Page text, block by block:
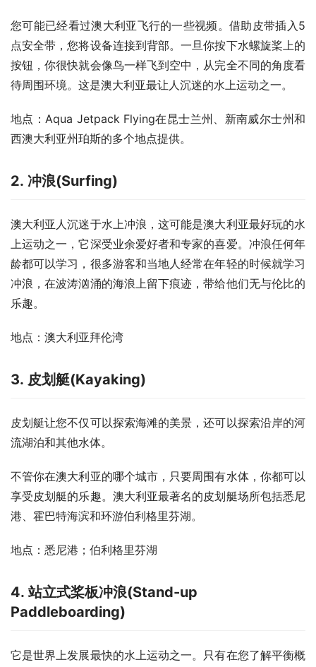
您可能已经看过澳大利亚飞行的一些视频。借助皮带插入5
点安全带，您将设备连接到背部。一旦你按下水螺旋桨上的
按钮，你很快就会像鸟一样飞到空中，从完全不同的角度看
待周围环境。这是澳大利亚最让人沉迷的水上运动之一。
地点：Aqua Jetpack Flying在昆士兰州、新南威尔士州和
西澳大利亚州珀斯的多个地点提供。
2. 冲浪(Surfing)
澳大利亚人沉迷于水上冲浪，这可能是澳大利亚最好玩的水
上运动之一，它深受业余爱好者和专家的喜爱。冲浪任何年
龄都可以学习，很多游客和当地人经常在年轻的时候就学习
冲浪，在波涛汹涌的海浪上留下痕迹，带给他们无与伦比的
乐趣。
地点：澳大利亚拜伦湾
3. 皮划艇(Kayaking)
皮划艇让您不仅可以探索海滩的美景，还可以探索沿岸的河
流湖泊和其他水体。
不管你在澳大利亚的哪个城市，只要周围有水体，你都可以
享受皮划艇的乐趣。澳大利亚最著名的皮划艇场所包括悉尼
港、霍巴特海滨和环游伯利格里芬湖。
地点：悉尼港；伯利格里芬湖
4. 站立式桨板冲浪(Stand-up
Paddleboarding)
它是世界上发展最快的水上运动之一。只有在您了解平衡概